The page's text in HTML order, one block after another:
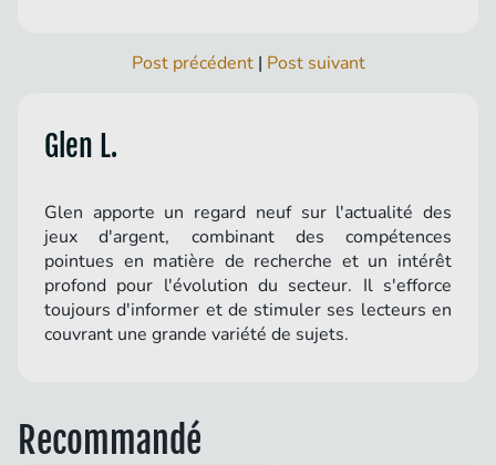
Post précédent| Post suivant
Glen L.
Glen apporte un regard neuf sur l'actualité des
jeux d'argent, combinant des compétences
pointues en matière de recherche et un intérêt
profond pour l'évolution du secteur. Il s'efforce
toujours d'informer et de stimuler ses lecteurs en
couvrant une grande variété de sujets.
Recommandé